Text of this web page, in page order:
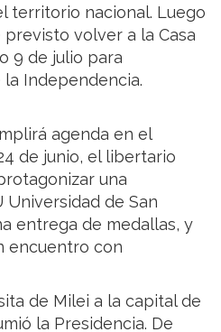
territorio nacional. Luego
volver a la Casa
9 de julio para
Independencia.
agenda en el
de junio, el libertario
una
Universidad de San
entrega de medallas, y
encuentro con
de Milei a la capital de
la Presidencia. De